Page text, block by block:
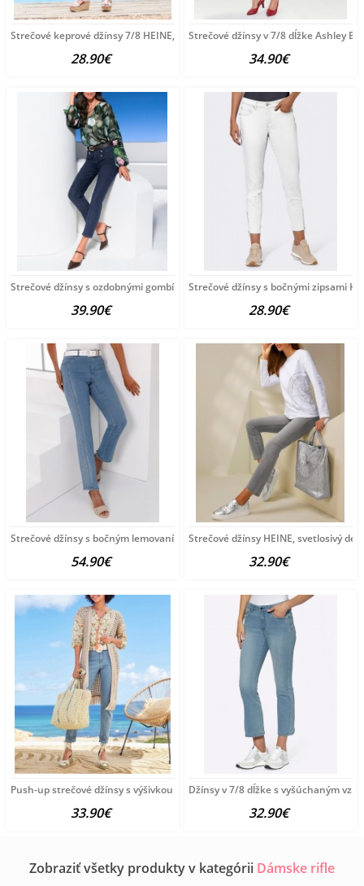
Strečové keprové džínsy 7/8 HEINE, pieskové
28.90€
Strečové džínsy v 7/8 dĺžke Ashley
34.90€
Strečové džínsy s ozdobnými gombíkmi HEINE, tmavomodré
39.90€
Strečové džínsy s bočnými zipsami
28.90€
Strečové džínsy s bočným lemovaním Création
54.90€
Strečové džínsy HEINE, svetlosivý
32.90€
Push-up strečové džínsy s výšivkou v 7/8 dĺžke
33.90€
Džínsy v 7/8 dĺžke s vyšúchaným
32.90€
Zobraziť všetky produkty v kategórii Dámske rifle